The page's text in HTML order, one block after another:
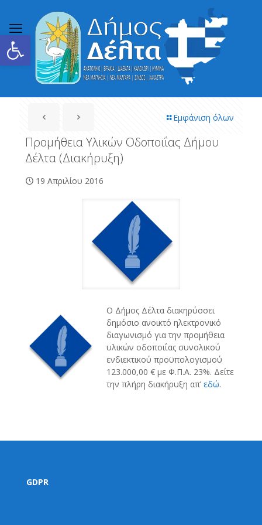
Ανοίξτε τη γραμμή εργαλείων
Εμφάνιση όλων
Προμήθεια Υλικών Οδοποιΐας Δήμου
Δέλτα (Διακήρυξη)
19 Απριλίου 2016
Ο Δήμος Δέλτα διακηρύσσει
δημόσιο ανοικτό ηλεκτρονικό
διαγωνισμό για την προμήθεια
υλικών οδοποιΐας συνολικού
ενδιεκτικού προϋπολογισμού
123.000,00 € με Φ.Π.Α. 23%. Δείτε
την πλήρη διακήρυξη απ’ εδώ.
GDPR